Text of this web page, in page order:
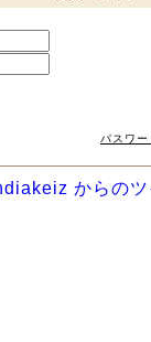
パスワ
からのツ